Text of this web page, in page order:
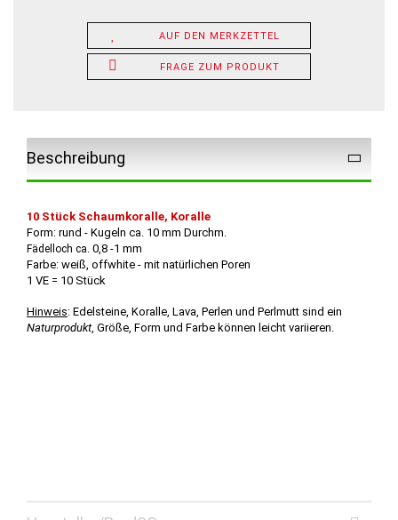
AUF DEN MERKZETTEL
FRAGE ZUM PRODUKT
Beschreibung
10 Stück Schaumkoralle, Koralle
Form: rund - Kugeln ca. 10 mm Durchm.
Fädelloch ca. 0,8 -1 mm
Farbe: weiß, offwhite - mit natürlichen Poren
1 VE = 10 Stück
Hinweis: Edelsteine, Koralle, Lava, Perlen und Perlmutt sind ein
Naturprodukt, Größe, Form und Farbe können leicht variieren.